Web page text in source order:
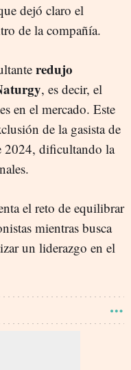
dejó claro el
de la compañía.
redujo
, es decir, el
en el mercado. Este
de la gasista de
2024, dificultando la
el reto de equilibrar
mientras busca
un liderazgo en el